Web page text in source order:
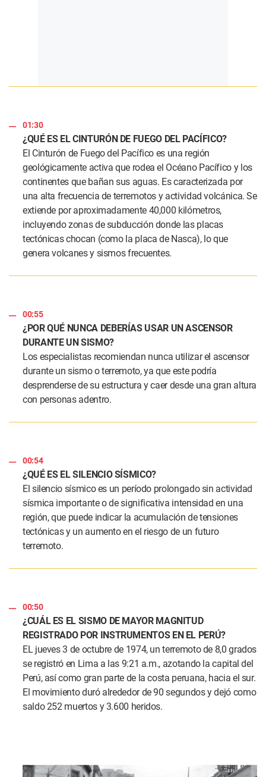
01:30
¿QUÉ ES EL CINTURÓN DE FUEGO DEL PACÍFICO?
El Cinturón de Fuego del Pacífico es una región
geológicamente activa que rodea el Océano Pacífico y los
continentes que bañan sus aguas. Es caracterizada por
una alta frecuencia de terremotos y actividad volcánica. Se
extiende por aproximadamente 40,000 kilómetros,
incluyendo zonas de subducción donde las placas
tectónicas chocan (como la placa de Nasca), lo que
genera volcanes y sismos frecuentes.
00:55
¿POR QUÉ NUNCA DEBERÍAS USAR UN ASCENSOR
DURANTE UN SISMO?
Los especialistas recomiendan nunca utilizar el ascensor
durante un sismo o terremoto, ya que este podría
desprenderse de su estructura y caer desde una gran altura
con personas adentro.
00:54
¿QUÉ ES EL SILENCIO SÍSMICO?
El silencio sísmico es un período prolongado sin actividad
sísmica importante o de significativa intensidad en una
región, que puede indicar la acumulación de tensiones
tectónicas y un aumento en el riesgo de un futuro
terremoto.
00:50
¿CUÁL ES EL SISMO DE MAYOR MAGNITUD
REGISTRADO POR INSTRUMENTOS EN EL PERÚ?
EL jueves 3 de octubre de 1974, un terremoto de 8,0 grados
se registró en Lima a las 9:21 a.m., azotando la capital del
Perú, así como gran parte de la costa peruana, hacia el sur.
El movimiento duró alrededor de 90 segundos y dejó como
saldo 252 muertos y 3.600 heridos.